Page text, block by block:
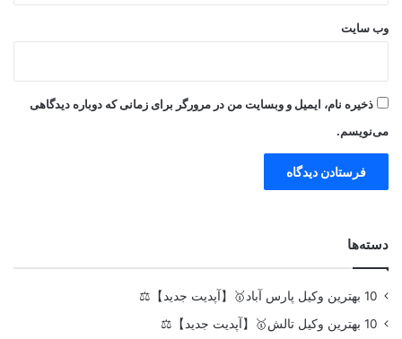
وب‌ سایت
ذخیره نام، ایمیل و وبسایت من در مرورگر برای زمانی که دوباره دیدگاهی
می‌نویسم.
دسته‌ها
10 بهترین وکیل پارس آباد🥇【آپدیت جدید】⚖️
10 بهترین وکیل تالش🥇【آپدیت جدید】⚖️